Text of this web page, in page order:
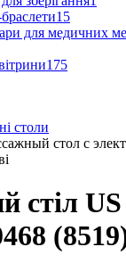
15
для медичних
175
столи
стол с
стіл